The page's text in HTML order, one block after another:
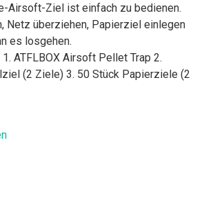
Airsoft-Ziel ist einfach zu bedienen.
Netz überziehen, Papierziel einlegen
es losgehen.
ATFLBOX Airsoft Pellet Trap 2.
(2 Ziele) 3. 50 Stück Papierziele (2